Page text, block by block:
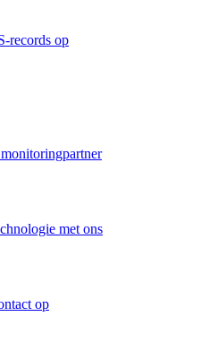
records op
met ons
op